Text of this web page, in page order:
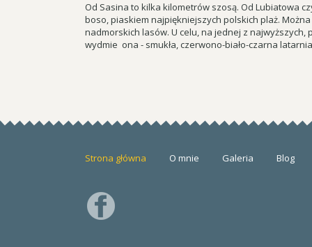
Od Sasina to kilka kilometrów szosą. Od Lubiatowa
boso, piaskiem najpiękniejszych polskich plaż.
nadmorskich lasów. U celu, na jednej z
wydmie ona - smukła, czerwono-biało-czarna
Strona główna O mnie Galeria Blog